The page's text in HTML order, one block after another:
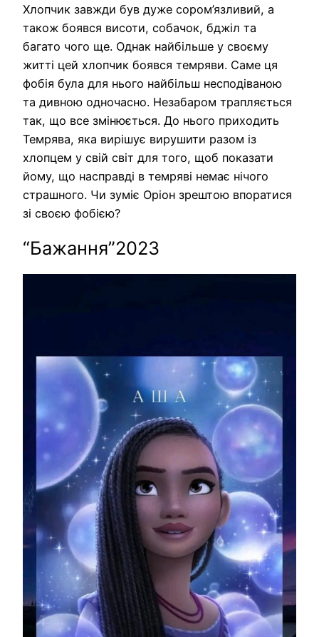
Хлопчик завжди був дуже сором’язливий, а
також боявся висоти, собачок, бджіл та
багато чого ще. Однак найбільше у своєму
житті цей хлопчик боявся темряви. Саме ця
фобія була для нього найбільш несподіваною
та дивною одночасно. Незабаром трапляється
так, що все змінюється. До нього приходить
Темрява, яка вирішує вирушити разом із
хлопцем у свій світ для того, щоб показати
йому, що насправді в темряві немає нічого
страшного. Чи зуміє Оріон зрештою впоратися
зі своєю фобією?
“Бажання”2023